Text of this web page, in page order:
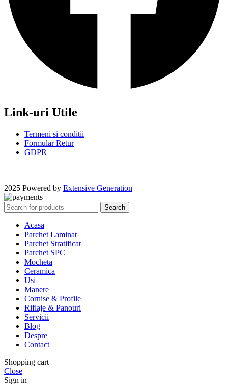
Link-uri Utile
Termeni si conditii
Formular Retur
GDPR
2025 Powered by Extensive Generation
Search
Acasa
Parchet Laminat
Parchet Stratificat
Parchet SPC
Mocheta
Ceramica
Usi
Manere
Cornise & Profile
Riflaje & Panouri
Servicii
Blog
Despre
Contact
Shopping cart
Close
Sign in